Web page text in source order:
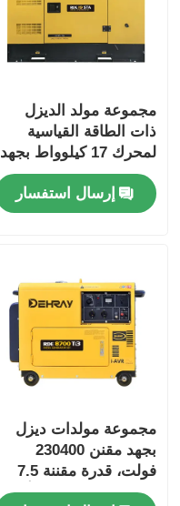
مجموعة مولد الديزل
ذات الطاقة القياسية
لمحرك 17 كيلوواط بجهد
400/230 فولت ومستوى
الضوضاء 75 ديسيبل
(((أ))
إرسال استفسار
مجموعة مولدات ديزل
بجهد مقنن 230400
فولت، قدرة مقننة 7.5
كيلو واط، تيار 10.8 أمبير،